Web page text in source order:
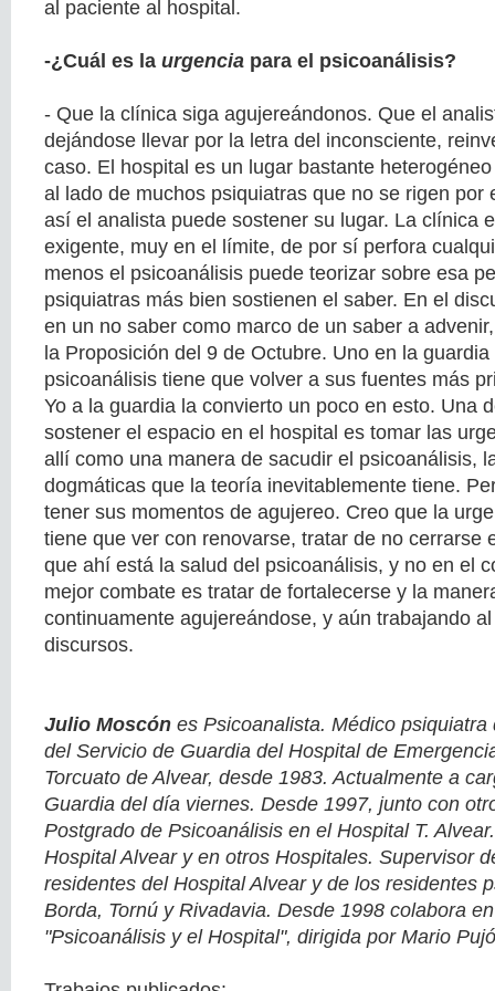
al paciente al hospital.
-¿Cuál es la urgencia para el psicoanálisis?
- Que la clínica siga agujereándonos. Que el
dejándose llevar por la letra del inconsciente,
caso. El hospital es un lugar bastante
al lado de muchos psiquiatras que no se rigen por
así el analista puede sostener su lugar. La clínica
exigente, muy en el límite, de por sí perfora
menos el psicoanálisis puede teorizar sobre esa
psiquiatras más bien sostienen el saber. En el
en un no saber como marco de un saber a
la Proposición del 9 de Octubre. Uno en la
psicoanálisis tiene que volver a sus fuentes más
Yo a la guardia la convierto un poco en esto. Una
sostener el espacio en el hospital es tomar las
allí como una manera de sacudir el psicoanálisis,
dogmáticas que la teoría inevitablemente tiene.
tener sus momentos de agujereo. Creo que la
tiene que ver con renovarse, tratar de no cerrarse
que ahí está la salud del psicoanálisis, y no en el
mejor combate es tratar de fortalecerse y la
continuamente agujereándose, y aún trabajando
discursos.
Julio Moscón es Psicoanalista. Médico
del Servicio de Guardia del Hospital de
Torcuato de Alvear, desde 1983. Actualmente a
Guardia del día viernes. Desde 1997, junto con
Postgrado de Psicoanálisis en el Hospital T.
Hospital Alvear y en otros Hospitales. Supervisor
residentes del Hospital Alvear y de los residentes
Borda, Tornú y Rivadavia. Desde 1998 colabora
"Psicoanálisis y el Hospital", dirigida por Mario